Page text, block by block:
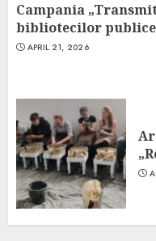
Campania
bibliotecilor publice
APRIL 21, 2026